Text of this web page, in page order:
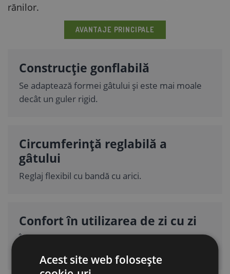
rănilor.
AVANTAJE PRINCIPALE
Construcție gonflabilă
Se adaptează formei gâtului și este mai moale
decât un guler rigid.
Circumferință reglabilă a
gâtului
Reglaj flexibil cu bandă cu arici.
Confort în utilizarea de zi cu zi
În interior nu deteriorează mobilierul sau
Acest site web folosește